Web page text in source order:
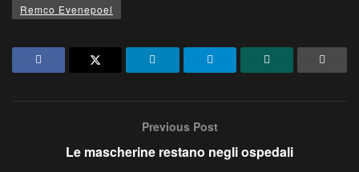
Remco Evenepoel
Previous Post
Le mascherine restano negli ospedali